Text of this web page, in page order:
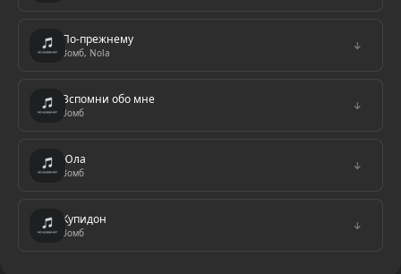
По-прежнему
Зомб, Nola
↓
Вспомни обо мне
Зомб
↓
Юла
Зомб
↓
Купидон
Зомб
↓